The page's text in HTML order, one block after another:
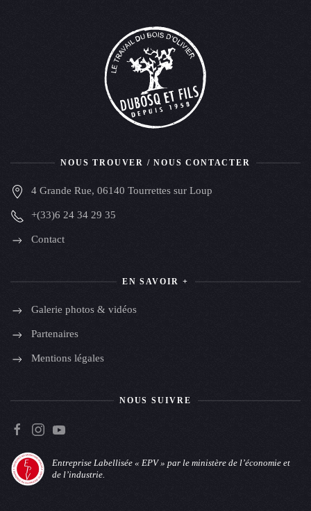
NOUS TROUVER / NOUS CONTACTER
4 Grande Rue, 06140 Tourrettes sur Loup
+(33)6 24 34 29 35
Contact
EN SAVOIR +
Galerie photos & vidéos
Partenaires
Mentions légales
NOUS SUIVRE
Entreprise Labellisée « EPV » par le ministère de l’économie et
de l’industrie.